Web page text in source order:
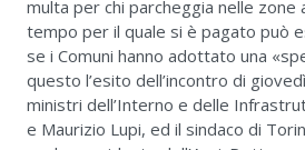
multa per chi parcheggia nelle zone
tempo per il quale si è pagato può
se i Comuni hanno adottato una
questo l’esito dell’incontro di
ministri dell’Interno e delle
e Maurizio Lupi, ed il sindaco di